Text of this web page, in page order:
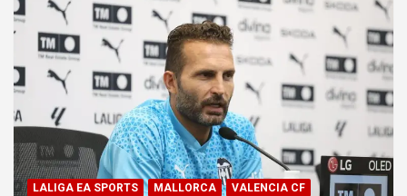
LALIGA EA SPORTS MALLORCA VALENCIA CF